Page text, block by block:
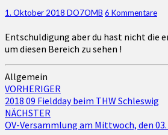
Ben
´s
Nachlass,
THW,
Rück-
Austritte,
in
Eigener
Sache,
…
–
1. Oktober 2018 DO7OMB Kommentare
6 Kommentare
Entschuldigung aber du hast nicht die
um diesen Bereich zu sehen !
Allgemein
Beitragsnavigation
VORHERIGER
2018 09 Fieldday beim THW Schleswig
NÄCHSTER
OV-Versammlung am Mittwoch, den